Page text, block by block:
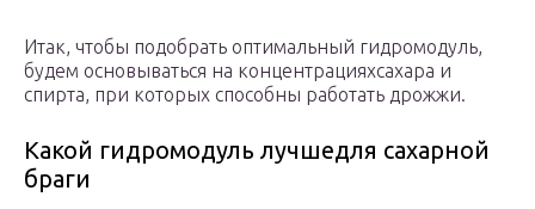
Итак, чтобы подобрать оптимальный гидромодуль,
будем основываться на концентрацияхсахара и
спирта, при которых способны работать дрожжи.
Какой гидромодуль лучшедля сахарной
браги